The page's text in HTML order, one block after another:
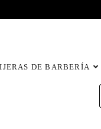
DE BARBERÍA